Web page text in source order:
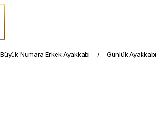
Büyük Numara Erkek Ayakkabı Günlük Ayakkabı